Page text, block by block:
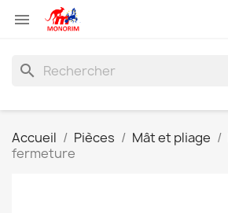

search
Accueil Pièces Mât et pliage
fermeture